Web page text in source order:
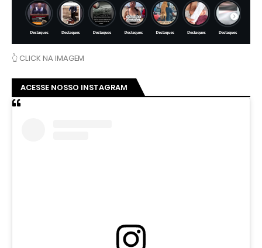
👆 CLICK NA IMAGEM
ACESSE NOSSO INSTAGRAM